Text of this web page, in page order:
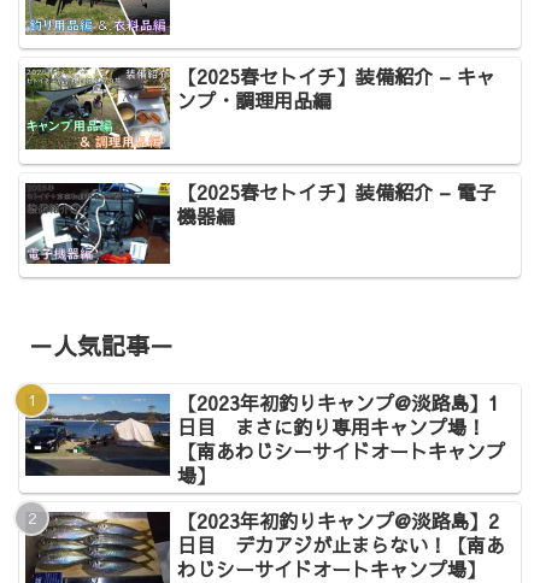
【2025春セトイチ】装備紹介 – キャ
ンプ・調理用品編
【2025春セトイチ】装備紹介 – 電子
機器編
－人気記事－
【2023年初釣りキャンプ@淡路島】1
日目 まさに釣り専用キャンプ場！
【南あわじシーサイドオートキャンプ
場】
【2023年初釣りキャンプ@淡路島】2
日目 デカアジが止まらない！【南あ
わじシーサイドオートキャンプ場】